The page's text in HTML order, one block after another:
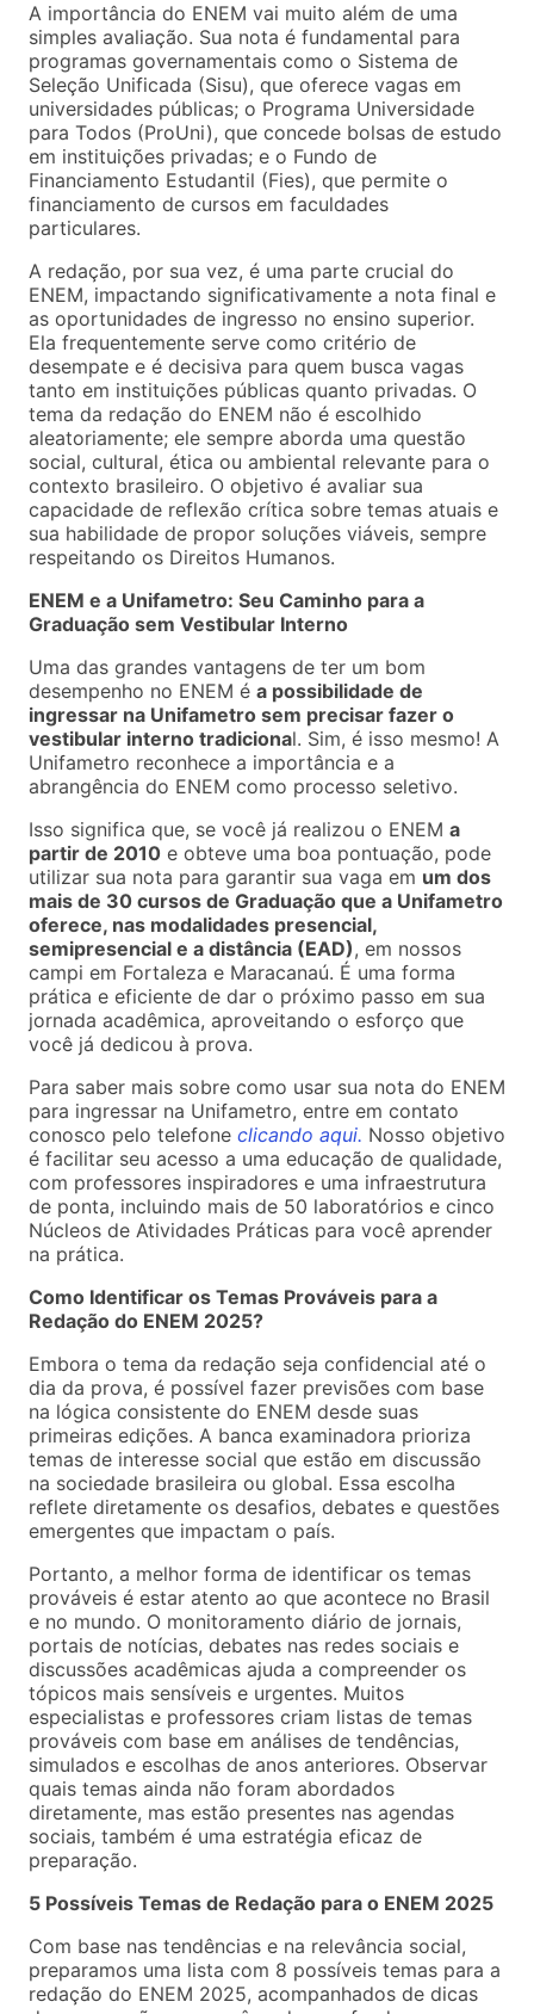
A importância do ENEM vai muito além de uma
simples avaliação. Sua nota é fundamental para
programas governamentais como o Sistema de
Seleção Unificada (Sisu), que oferece vagas em
universidades públicas; o Programa Universidade
para Todos (ProUni), que concede bolsas de estudo
em instituições privadas; e o Fundo de
Financiamento Estudantil (Fies), que permite o
financiamento de cursos em faculdades
particulares.
A redação, por sua vez, é uma parte crucial do
ENEM, impactando significativamente a nota final e
as oportunidades de ingresso no ensino superior.
Ela frequentemente serve como critério de
desempate e é decisiva para quem busca vagas
tanto em instituições públicas quanto privadas. O
tema da redação do ENEM não é escolhido
aleatoriamente; ele sempre aborda uma questão
social, cultural, ética ou ambiental relevante para o
contexto brasileiro. O objetivo é avaliar sua
capacidade de reflexão crítica sobre temas atuais e
sua habilidade de propor soluções viáveis, sempre
respeitando os Direitos Humanos.
ENEM e a Unifametro: Seu Caminho para a
Graduação sem Vestibular Interno
Uma das grandes vantagens de ter um bom
desempenho no ENEM é a possibilidade de
ingressar na Unifametro sem precisar fazer o
vestibular interno tradicional. Sim, é isso mesmo! A
Unifametro reconhece a importância e a
abrangência do ENEM como processo seletivo.
Isso significa que, se você já realizou o ENEM a
partir de 2010 e obteve uma boa pontuação, pode
utilizar sua nota para garantir sua vaga em um dos
mais de 30 cursos de Graduação que a Unifametro
oferece, nas modalidades presencial,
semipresencial e a distância (EAD), em nossos
campi em Fortaleza e Maracanaú. É uma forma
prática e eficiente de dar o próximo passo em sua
jornada acadêmica, aproveitando o esforço que
você já dedicou à prova.
Para saber mais sobre como usar sua nota do ENEM
para ingressar na Unifametro, entre em contato
conosco pelo telefone clicando aqui. Nosso objetivo
é facilitar seu acesso a uma educação de qualidade,
com professores inspiradores e uma infraestrutura
de ponta, incluindo mais de 50 laboratórios e cinco
Núcleos de Atividades Práticas para você aprender
na prática.
Como Identificar os Temas Prováveis para a
Redação do ENEM 2025?
Embora o tema da redação seja confidencial até o
dia da prova, é possível fazer previsões com base
na lógica consistente do ENEM desde suas
primeiras edições. A banca examinadora prioriza
temas de interesse social que estão em discussão
na sociedade brasileira ou global. Essa escolha
reflete diretamente os desafios, debates e questões
emergentes que impactam o país.
Portanto, a melhor forma de identificar os temas
prováveis é estar atento ao que acontece no Brasil
e no mundo. O monitoramento diário de jornais,
portais de notícias, debates nas redes sociais e
discussões acadêmicas ajuda a compreender os
tópicos mais sensíveis e urgentes. Muitos
especialistas e professores criam listas de temas
prováveis com base em análises de tendências,
simulados e escolhas de anos anteriores. Observar
quais temas ainda não foram abordados
diretamente, mas estão presentes nas agendas
sociais, também é uma estratégia eficaz de
preparação.
5 Possíveis Temas de Redação para o ENEM 2025
Com base nas tendências e na relevância social,
preparamos uma lista com 8 possíveis temas para a
redação do ENEM 2025, acompanhados de dicas